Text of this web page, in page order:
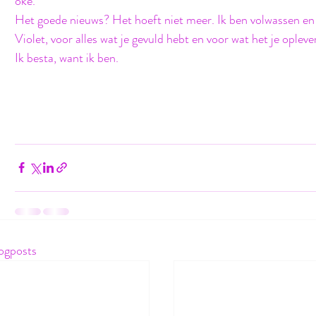
Het goede nieuws? Het hoeft niet meer. Ik ben volwassen
Violet, voor alles wat je gevuld hebt en voor wat het je
Ik besta, want ik ben.